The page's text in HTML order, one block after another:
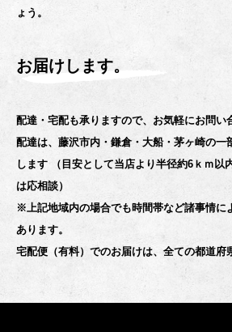
ょう。
お届けします。
配達・宅配も承りますので、お気軽にお問い
配達は、藤沢市内・鎌倉・大船・茅ヶ崎の一
します （目安として当店より半径約6ｋｍ以
は応相談）
※上記地域内の場合でも時間帯など諸事情に
あります。
宅配便（有料）でのお届けは、全ての都道府